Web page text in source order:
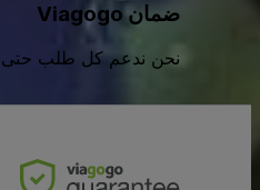
ضمان Viagogo
نحن ندعم كل طلب حتى